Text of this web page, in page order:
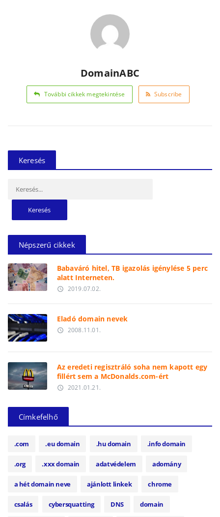
DomainABC
További cikkek megtekintése Subscribe
Keresés
Népszerű cikkek
Babaváró hitel, TB igazolás igénylése 5 perc
alatt Interneten.
access_time 2019.07.02.
Eladó domain nevek
access_time 2008.11.01.
Az eredeti regisztráló soha nem kapott egy
fillért sem a McDonalds.com-ért
access_time 2021.01.21.
Címkefelhő
.com .eu domain .hu domain .info domain
.org .xxx domain adatvédelem adomány
a hét domain neve ajánlott linkek chrome
csalás cybersquatting DNS domain